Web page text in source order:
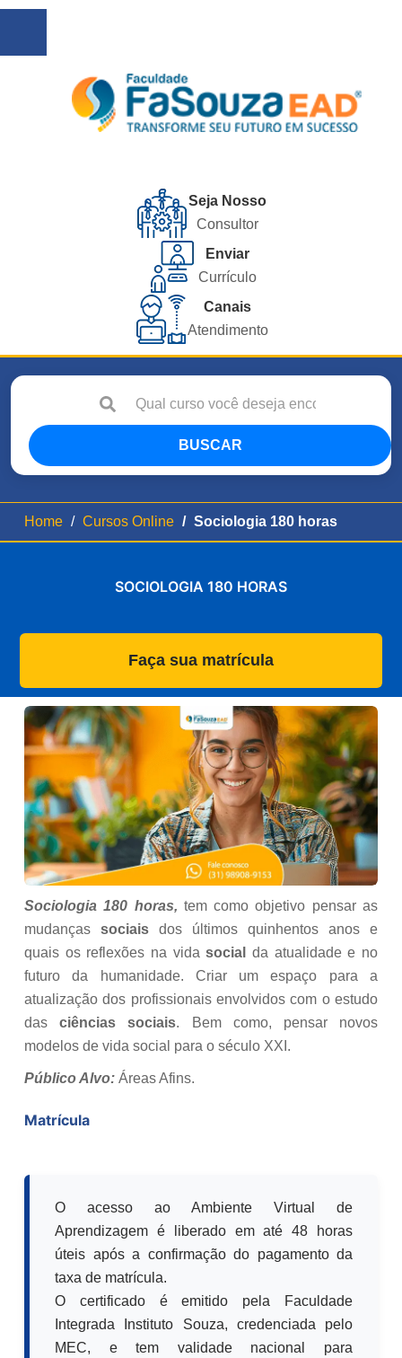
Seja Nosso
Consultor
Enviar
Currículo
Canais
Atendimento
BUSCAR
Home Cursos Online Sociologia 180 horas
SOCIOLOGIA 180 HORAS
Faça sua matrícula
Sociologia 180 horas, tem como objetivo pensar as
mudanças sociais dos últimos quinhentos anos e
quais os reflexões na vidasocial
da atualidade e no
futuro da humanidade. Criar um espaço para a
atualização dos profissionais envolvidos com o estudo
dasciências sociais. Bem como, pensar novos
modelos de vida social para o século XXI.
Público Alvo: Áreas Afins.
Matrícula
O acesso ao Ambiente Virtual de
Aprendizagem é liberado em até 48 horas
úteis após a confirmação do pagamento da
taxa de matrícula.
O certificado é emitido pela Faculdade
Integrada Instituto Souza, credenciada pelo
MEC, e tem validade nacional para